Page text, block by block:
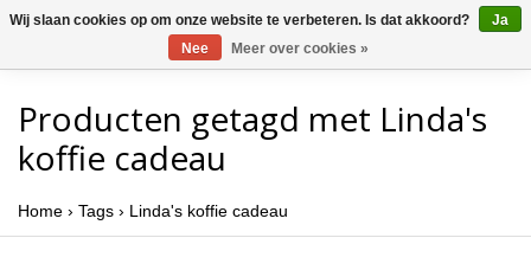
Producten getagd met Linda's
koffie cadeau
Home › Tags › Linda's koffie cadeau
Wij slaan cookies op om onze website te verbeteren. Is dat akkoord?
Ja
Nee
Meer over cookies »